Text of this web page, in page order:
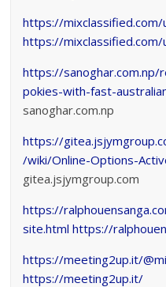
https://
https://
https://sanoghar.com.np/
pokies-with-fast-
sanoghar.com.np
https://
/wiki/Online-Options-
gitea.jsjymgroup.com
https://
site.html https://
https://meeting2up.it/
https://meeting2up.it/